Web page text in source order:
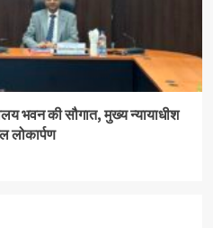
भवन की सौगात, मुख्य न्यायाधीश
लोकार्पण